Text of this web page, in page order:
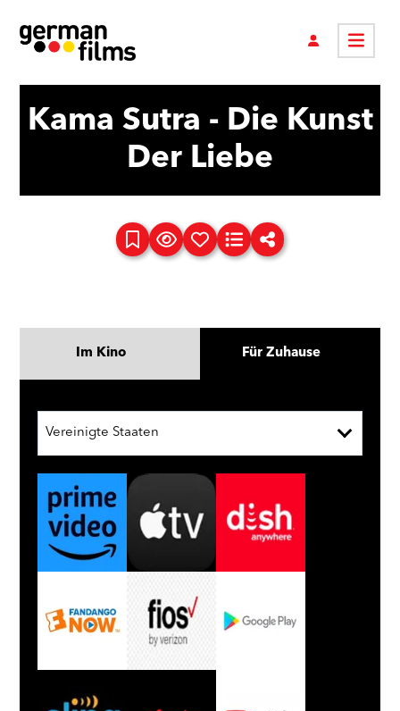
Kama Sutra - Die Kunst
Der Liebe
Im Kino Für Zuhause
Vereinigte Staaten